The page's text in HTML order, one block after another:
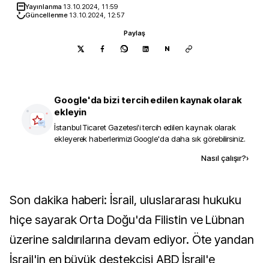
Yayınlanma 13.10.2024, 11:59
Güncellenme 13.10.2024, 12:57
Paylaş
N
Google'da bizi tercih edilen kaynak olarak
ekleyin
İstanbul Ticaret Gazetesi'i tercih edilen kaynak olarak
ekleyerek haberlerimizi Google'da daha sık görebilirsiniz.
Nasıl çalışır?›
Son dakika haberi: İsrail, uluslararası hukuku
hiçe sayarak Orta Doğu'da Filistin ve Lübnan
üzerine saldırılarına devam ediyor. Öte yandan
İsrail'in en büyük destekçisi ABD İsrail'e